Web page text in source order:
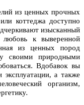
из ценных прочных
коттеджа доступно
изысканный
любовь к выверенной
из ценных пород
своими природными
Вдобавок вы
а также
организм,